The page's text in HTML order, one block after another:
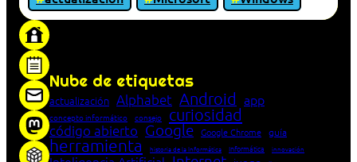
Nube de etiquetas
actualización Alphabet Android app
concepto informático consejo curiosidad
código abierto Google Google Chrome guía
herramienta historia de la Informática Informática innovación